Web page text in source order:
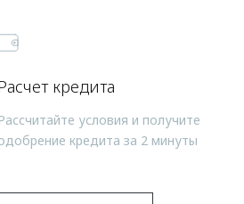
кредита
Рассчитайте условия и получите
кредита за 2 минуты